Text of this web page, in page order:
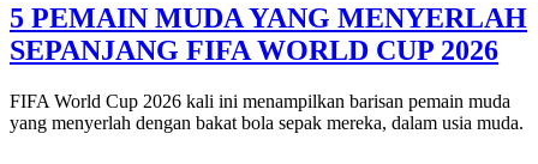
5 PEMAIN MUDA YANG MENYERLAH
SEPANJANG FIFA WORLD CUP 2026
FIFA World Cup 2026 kali ini menampilkan barisan pemain muda
yang menyerlah dengan bakat bola sepak mereka, dalam usia muda.